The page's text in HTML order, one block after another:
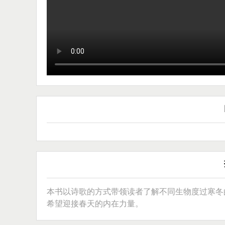
本书以诗歌的方式带领读者了解不同生物度过寒
希望迎接春天的内在力量。